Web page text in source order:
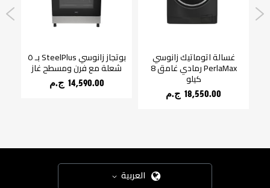
غسالة اتوماتيك زانوسي
PerlaMax رمادي غامق 8
كيلو
18,550.00 ج.م‏
بوتجاز زانوسي SteelPlus بـ ٥
شعلة مع فرن ومسطح غاز
14,590.00 ج.م‏
العربية